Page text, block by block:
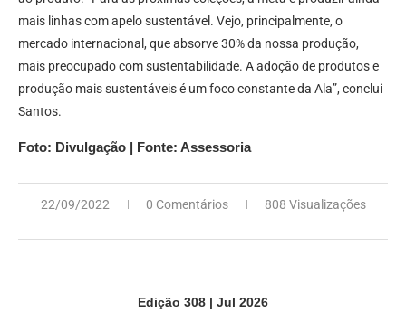
mais linhas com apelo sustentável. Vejo, principalmente, o
mercado internacional, que absorve 30% da nossa produção,
mais preocupado com sustentabilidade. A adoção de produtos e
produção mais sustentáveis é um foco constante da Ala”, conclui
Santos.
Foto: Divulgação | Fonte: Assessoria
22/09/2022 0 Comentários 808 Visualizações
Edição 308 | Jul 2026